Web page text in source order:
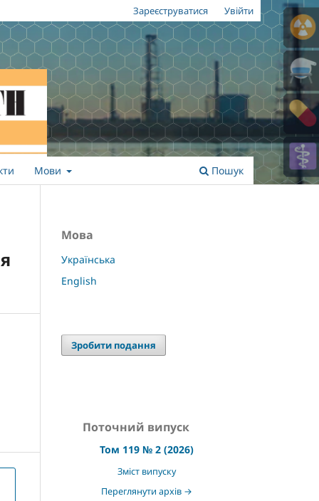
Мови Пошук
Зареєструватися Увійти
Мова
Українська
English
Зробити подання
Поточний випуск
Том 119 № 2 (2026)
Зміст випуску
Переглянути архів →